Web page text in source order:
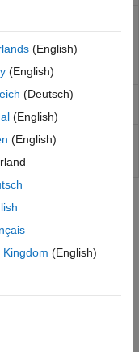
physical signal, using
time source
signal shaped as step
distributed random
れます。
デルのアップグレード
(English)
(English)
(Deutsch)
(English)
(English)
Kingdom (English)